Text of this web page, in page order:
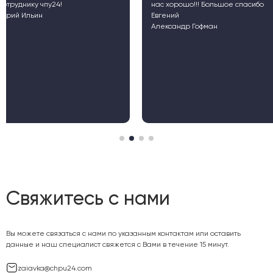
нас хорошо!!! Большое спасибо
Евгений
сотрудничестве с
Oleg Donskov
Свяжитесь с нами
Вы можете связаться с нами по указанным контактам или оставить
данные и наш специалист свяжется с Вами в течение 15 минут.
zaiavka@chpu24.com